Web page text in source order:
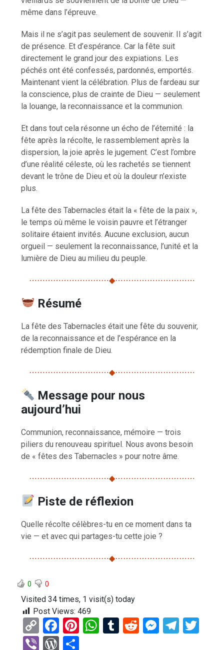
même dans l’épreuve.
Mais il ne s’agit pas seulement de souvenir. Il s’agit
de présence. Et d’espérance. Car la fête suit
directement le grand jour des expiations. Les
péchés ont été confessés, pardonnés, emportés.
Maintenant vient la célébration. Plus de fardeau sur
la conscience, plus de crainte de Dieu — seulement
la louange, la reconnaissance et la communion.
Et dans tout cela résonne un écho de l’éternité : la
fête après la récolte, le rassemblement après la
dispersion, la joie après le jugement. C’est l’ombre
d’une réalité céleste, où les rachetés se tiennent
devant le trône de Dieu et où la douleur n’existe
plus.
La fête des Tabernacles était la « fête de la paix »,
le temps où même le voisin pauvre et l’étranger
solitaire étaient invités. Aucune exclusion, aucun
orgueil — seulement la reconnaissance, l’unité et la
lumière de Dieu au milieu du peuple.
⋯⋯⋯⋯⋯⋯⋯⋯⋯⋯◆⋯⋯⋯⋯⋯⋯⋯⋯⋯⋯
Résumé
La fête des Tabernacles était une fête du souvenir,
de la reconnaissance et de l’espérance en la
rédemption finale de Dieu.
⋯⋯⋯⋯⋯⋯⋯⋯⋯⋯◆⋯⋯⋯⋯⋯⋯⋯⋯⋯⋯
Message pour nous
aujourd’hui
Communion, reconnaissance, mémoire — trois
piliers du renouveau spirituel. Nous avons besoin
de « fêtes des Tabernacles » pour notre âme.
⋯⋯⋯⋯⋯⋯⋯⋯⋯⋯◆⋯⋯⋯⋯⋯⋯⋯⋯⋯⋯
Piste de réflexion
Quelle récolte célèbres-tu en ce moment dans ta
vie — et avec qui partages-tu cette joie ?
⋯⋯⋯⋯⋯⋯⋯⋯⋯⋯◆⋯⋯⋯⋯⋯⋯⋯⋯⋯⋯
0 0
Visited 34 times, 1 visit(s) today
Post Views: 469
C
o
F
a
Pi W T
R
M T
Vi W